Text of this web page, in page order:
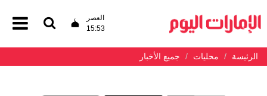
العصر
15:53
الرئيسة محليات جميع الأخبار